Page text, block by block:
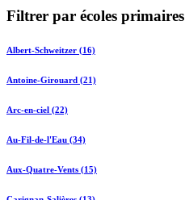
Filtrer par écoles primaires
Albert-Schweitzer (16)
Antoine-Girouard (21)
Arc-en-ciel (22)
Au-Fil-de-l'Eau (34)
Aux-Quatre-Vents (15)